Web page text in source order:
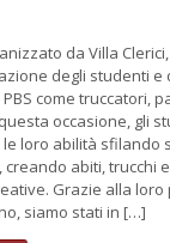
da Villa
degli studenti e
come truccatori,
occasione, gli
loro abilità sfilando
abiti, trucchi
Grazie alla loro
siamo stati in […]